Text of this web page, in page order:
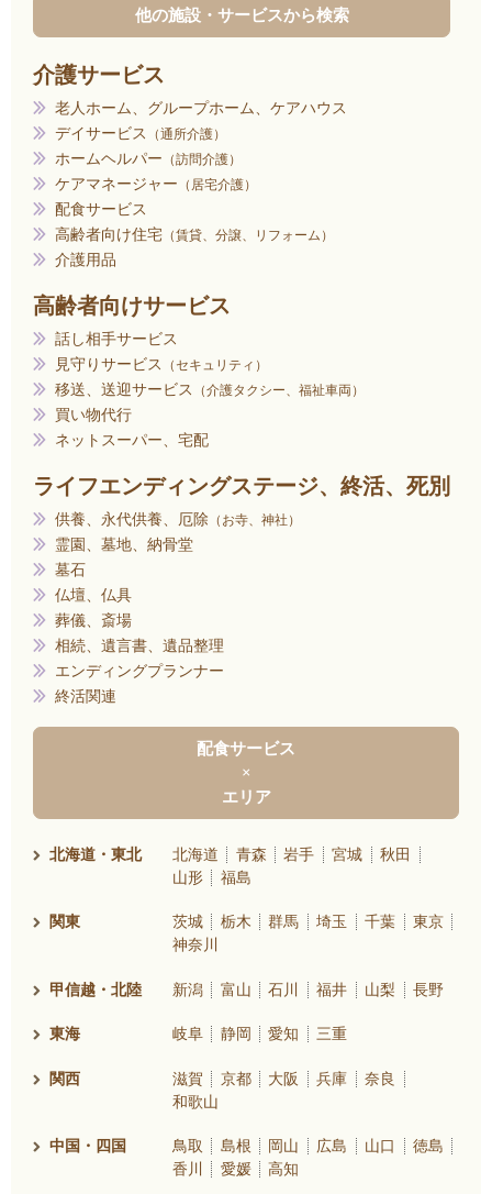
他の施設・サービスから検索
介護サービス
老人ホーム、グループホーム、ケアハウス
デイサービス
通所介護
ホームヘルパー 訪問介護
ケアマネージャー 居宅介護
配食サービス
高齢者向け住宅
賃貸、分譲、リフォーム
介護用品
高齢者向けサービス
話し相手サービス
見守りサービス
セキュリティ
移送、送迎サービス 介護タクシー、福祉車両
買い物代行
ネットスーパー、宅配
ライフエンディングステージ、終活、死別
供養、永代供養、厄除 お寺、神社
霊園、墓地、納骨堂
墓石
仏壇、仏具
葬儀、斎場
相続、遺言書、遺品整理
エンディングプランナー
終活関連
配食サービス
×
エリア
北海道・東北 北海道 青森 岩手 宮城
秋田
山形
福島
関東 茨城 栃木 群馬 埼玉 千葉
東京
神奈川
甲信越・北陸 新潟 富山 石川 福井 山梨 長野
東海 岐阜 静岡 愛知 三重
関西 滋賀 京都 大阪 兵庫
奈良
和歌山
中国・四国 鳥取 島根 岡山 広島 山口
徳島
香川
愛媛 高知